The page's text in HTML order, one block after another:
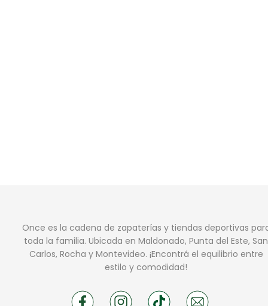
Once es la cadena de zapaterías y tiendas deportivas
toda la familia. Ubicada en Maldonado, Punta del Este, San
Carlos, Rocha y Montevideo. ¡Encontrá el equilibrio entre
estilo y comodidad!